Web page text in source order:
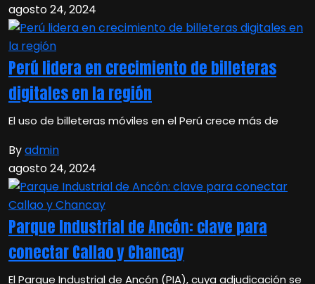
agosto 24, 2024
Perú lidera en crecimiento de billeteras
digitales en la región
El uso de billeteras móviles en el Perú crece más de
Byadmin
agosto 24, 2024
Parque Industrial de Ancón: clave para
conectar Callao y Chancay
El Parque Industrial de Ancón (PIA), cuya adjudicación se